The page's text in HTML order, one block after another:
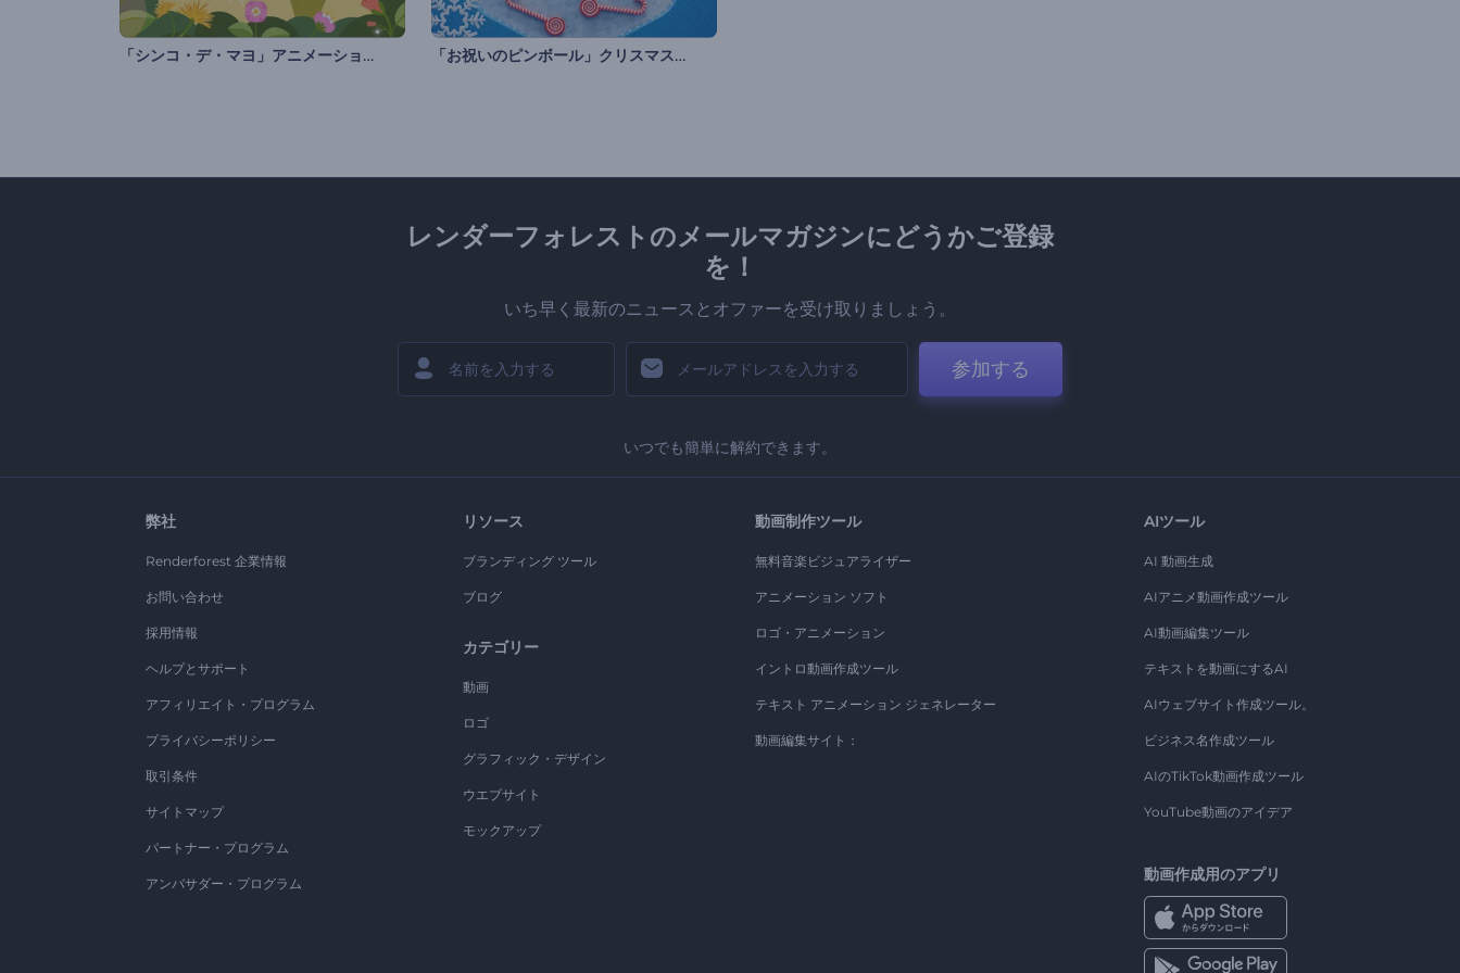
「シンコ・デ・マヨ」アニメーション 「お祝いのピンボール」クリスマスのグリーティング
レンダーフォレストのメールマガジンにどうかご登録
を！
いち早く最新のニュースとオファーを受け取りましょう。
参加する
いつでも簡単に解約できます。
弊社
Renderforest 企業情報
お問い合わせ
採用情報
ヘルプとサポート
アフィリエイト・プログラム
プライバシーポリシー
取引条件
サイトマップ
パートナー・プログラム
アンバサダー・プログラム
リソース
ブランディング ツール
ブログ
カテゴリー
動画
ロゴ
グラフィック・デザイン
ウエブサイト
モックアップ
動画制作ツール
無料音楽ビジュアライザー
アニメーション ソフト
ロゴ・アニメーション
イントロ動画作成ツール
テキスト アニメーション ジェネレーター
動画編集サイト：
AIツール
AI 動画生成
AIアニメ動画作成ツール
AI動画編集ツール
テキストを動画にするAI
AIウェブサイト作成ツール。
ビジネス名作成ツール
AIのTikTok動画作成ツール
YouTube動画のアイデア
動画作成用のアプリ